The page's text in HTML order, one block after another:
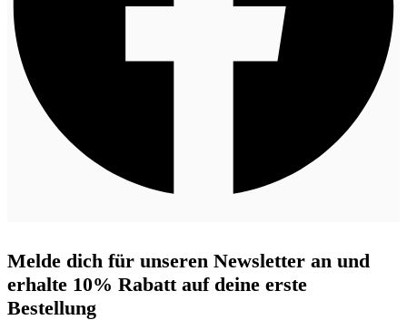
Melde dich für unseren Newsletter an und
erhalte 10% Rabatt auf deine erste
Bestellung